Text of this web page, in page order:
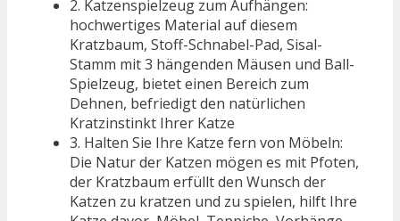
2. Katzenspielzeug zum Aufhängen:
hochwertiges Material auf diesem
Kratzbaum, Stoff-Schnabel-Pad, Sisal-
Stamm mit 3 hängenden Mäusen und Ball-
Spielzeug, bietet einen Bereich zum
Dehnen, befriedigt den natürlichen
Kratzinstinkt Ihrer Katze
3. Halten Sie Ihre Katze fern von Möbeln:
Die Natur der Katzen mögen es mit Pfoten,
der Kratzbaum erfüllt den Wunsch der
Katzen zu kratzen und zu spielen, hilft Ihre